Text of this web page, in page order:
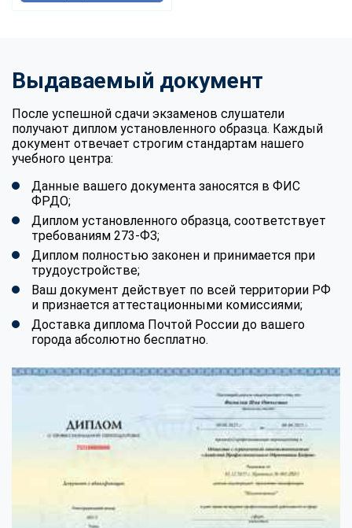
Выдаваемый документ
После успешной сдачи экзаменов слушатели
получают диплом установленного образца. Каждый
документ отвечает строгим стандартам нашего
учебного центра:
Данные вашего документа заносятся в ФИС
ФРДО;
Диплом установленного образца, соответствует
требованиям 273-ФЗ;
Диплом полностью законен и принимается при
трудоустройстве;
Ваш документ действует по всей территории РФ
и признается аттестационными комиссиями;
Доставка диплома Почтой России до вашего
города абсолютно бесплатно.